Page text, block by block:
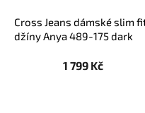
Cross Jeans dámské slim
džíny Anya 489-175 dark
1 799 Kč